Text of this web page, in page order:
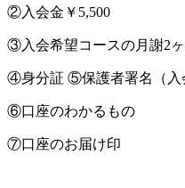
②入会金￥5,500
③入会希望コースの月謝2ヶ
④身分証 ⑤保護者署名（入
⑥口座のわかるもの
⑦口座のお届け印